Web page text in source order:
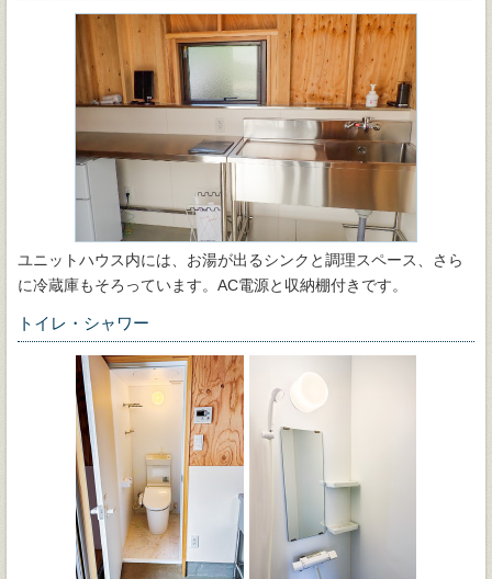
ユニットハウス内には、お湯が出るシンクと調理スペース、さら
に冷蔵庫もそろっています。AC電源と収納棚付きです。
トイレ・シャワー